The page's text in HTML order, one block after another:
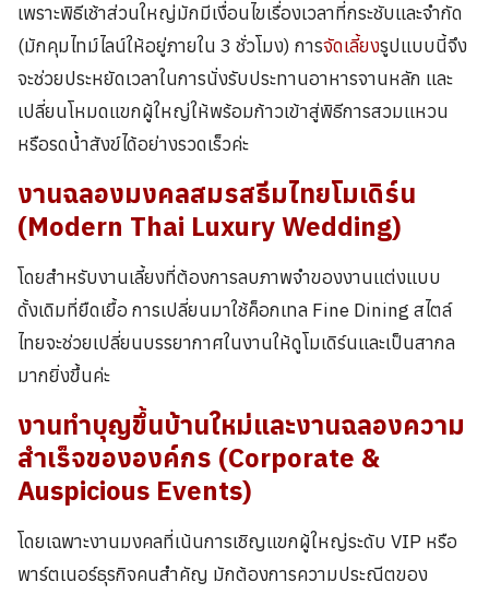
เพราะพิธีเช้าส่วนใหญ่มักมีเงื่อนไขเรื่องเวลาที่กระชับและจำกัด
(มักคุมไทม์ไลน์ให้อยู่ภายใน 3 ชั่วโมง) การจัดเลี้ยงรูปแบบนี้จึง
จะช่วยประหยัดเวลาในการนั่งรับประทานอาหารจานหลัก และ
เปลี่ยนโหมดแขกผู้ใหญ่ให้พร้อมก้าวเข้าสู่พิธีการสวมแหวน
หรือรดน้ำสังข์ได้อย่างรวดเร็วค่ะ
งานฉลองมงคลสมรสธีมไทยโมเดิร์น
(Modern Thai Luxury Wedding)
โดยสำหรับงานเลี้ยงที่ต้องการลบภาพจำของงานแต่งแบบ
ดั้งเดิมที่ยืดเยื้อ การเปลี่ยนมาใช้ค็อกเทล Fine Dining สไตล์
ไทยจะช่วยเปลี่ยนบรรยากาศในงานให้ดูโมเดิร์นและเป็นสากล
มากยิ่งขึ้นค่ะ
งานทำบุญขึ้นบ้านใหม่และงานฉลองความ
สำเร็จขององค์กร (Corporate &
Auspicious Events)
โดยเฉพาะงานมงคลที่เน้นการเชิญแขกผู้ใหญ่ระดับ VIP หรือ
พาร์ตเนอร์ธุรกิจคนสำคัญ มักต้องการความประณีตของ